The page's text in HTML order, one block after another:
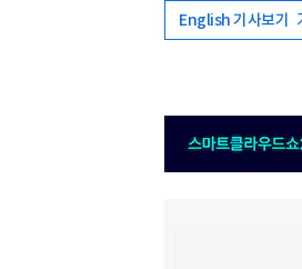
English 기사보기